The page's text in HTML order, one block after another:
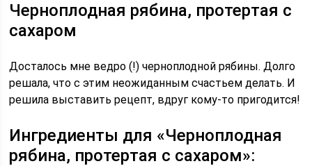
Черноплодная рябина, протертая с
сахаром
Досталось мне ведро (!) черноплодной рябины. Долго
решала, что с этим неожиданным счастьем делать. И
решила выставить рецепт, вдруг кому-то пригодится!
Ингредиенты для «Черноплодная
рябина, протертая с сахаром»: